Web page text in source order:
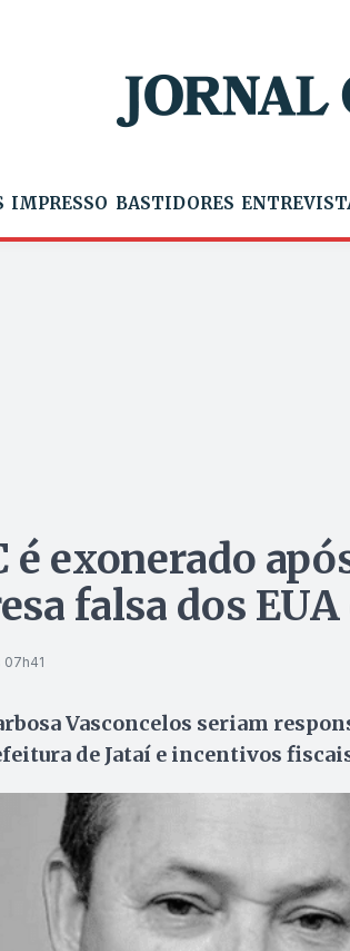
IMPRESSO BASTIDORES
é exonerado
falsa dos
07h41
Vasconcelos seriam
de Jataí e incentivos